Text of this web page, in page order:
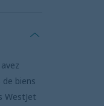
biens
WestJet